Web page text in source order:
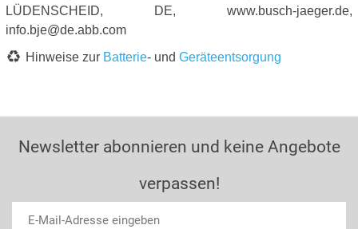
LÜDENSCHEID, DE, www.busch-jaeger.de,
info.bje@de.abb.com
Hinweise zur Batterie- und Geräteentsorgung
Newsletter abonnieren und keine Angebote
verpassen!